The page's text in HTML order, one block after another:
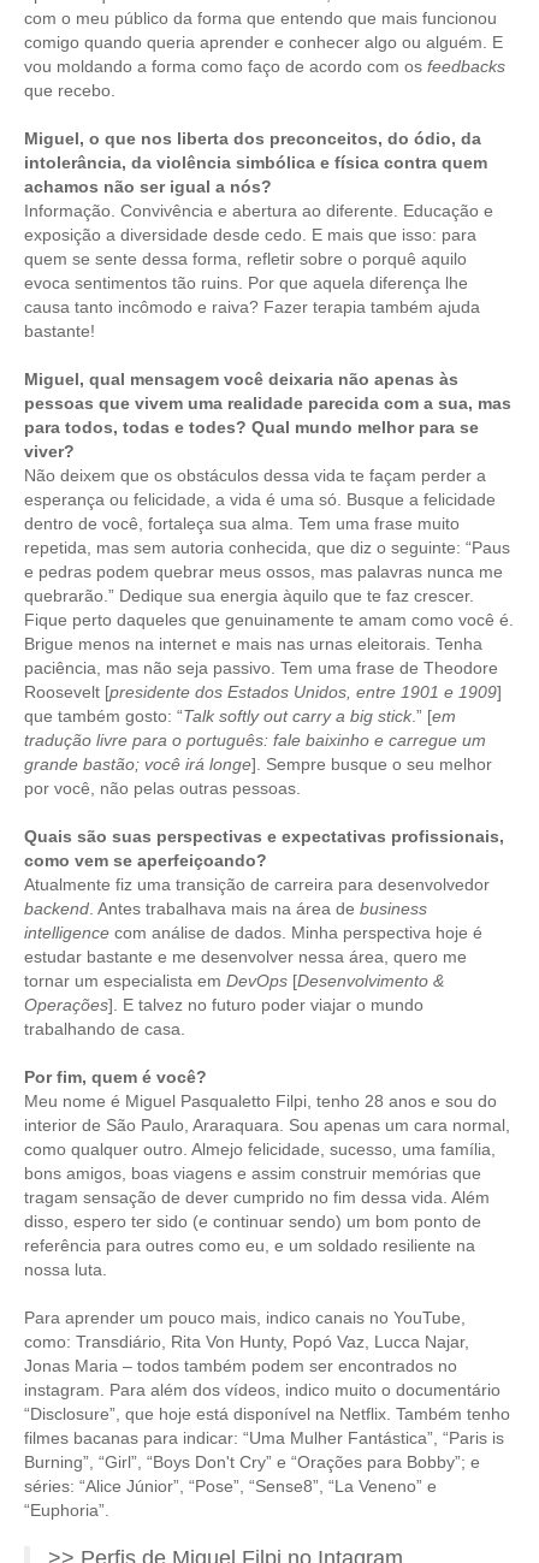
com o meu público da forma que entendo que mais funcionou
comigo quando queria aprender e conhecer algo ou alguém. E
vou moldando a forma como faço de acordo com os feedbacks
que recebo.
Miguel, o que nos liberta dos preconceitos, do ódio, da
intolerância, da violência simbólica e física contra quem
achamos não ser igual a nós?
Informação. Convivência e abertura ao diferente. Educação e
exposição a diversidade desde cedo. E mais que isso: para
quem se sente dessa forma, refletir sobre o porquê aquilo
evoca sentimentos tão ruins. Por que aquela diferença lhe
causa tanto incômodo e raiva? Fazer terapia também ajuda
bastante!
Miguel, qual mensagem você deixaria não apenas às
pessoas que vivem uma realidade parecida com a sua, mas
para todos, todas e todes? Qual mundo melhor para se
viver?
Não deixem que os obstáculos dessa vida te façam perder a
esperança ou felicidade, a vida é uma só. Busque a felicidade
dentro de você, fortaleça sua alma. Tem uma frase muito
repetida, mas sem autoria conhecida, que diz o seguinte: “Paus
e pedras podem quebrar meus ossos, mas palavras nunca me
quebrarão.” Dedique sua energia àquilo que te faz crescer.
Fique perto daqueles que genuinamente te amam como você é.
Brigue menos na internet e mais nas urnas eleitorais. Tenha
paciência, mas não seja passivo. Tem uma frase de Theodore
Roosevelt [presidente dos Estados Unidos, entre 1901 e 1909]
que também gosto: “Talk softly out carry a big stick.” [em
tradução livre para o português: fale baixinho e carregue um
grande bastão; você irá longe]. Sempre busque o seu melhor
por você, não pelas outras pessoas.
Quais são suas perspectivas e expectativas profissionais,
como vem se aperfeiçoando?
Atualmente fiz uma transição de carreira para desenvolvedor
backend. Antes trabalhava mais na área de business
intelligence com análise de dados. Minha perspectiva hoje é
estudar bastante e me desenvolver nessa área, quero me
tornar um especialista em DevOps [Desenvolvimento &
Operações]. E talvez no futuro poder viajar o mundo
trabalhando de casa.
Por fim, quem é você?
Meu nome é Miguel Pasqualetto Filpi, tenho 28 anos e sou do
interior de São Paulo, Araraquara. Sou apenas um cara normal,
como qualquer outro. Almejo felicidade, sucesso, uma família,
bons amigos, boas viagens e assim construir memórias que
tragam sensação de dever cumprido no fim dessa vida. Além
disso, espero ter sido (e continuar sendo) um bom ponto de
referência para outres como eu, e um soldado resiliente na
nossa luta.
Para aprender um pouco mais, indico canais no YouTube,
como: Transdiário, Rita Von Hunty, Popó Vaz, Lucca Najar,
Jonas Maria – todos também podem ser encontrados no
instagram. Para além dos vídeos, indico muito o documentário
“Disclosure”, que hoje está disponível na Netflix. Também tenho
filmes bacanas para indicar: “Uma Mulher Fantástica”, “Paris is
Burning”, “Girl”, “Boys Don't Cry” e “Orações para Bobby”; e
séries: “Alice Júnior”, “Pose”, “Sense8”, “La Veneno” e
“Euphoria”.